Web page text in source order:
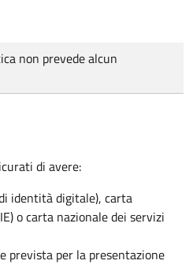
non prevede alcun
di avere:
identità digitale), carta
o carta nazionale dei servizi
prevista per la presentazione